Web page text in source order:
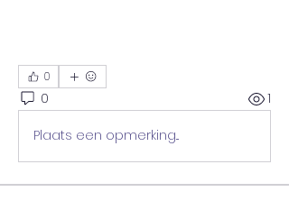
0
0 1
Plaats een opmerking...